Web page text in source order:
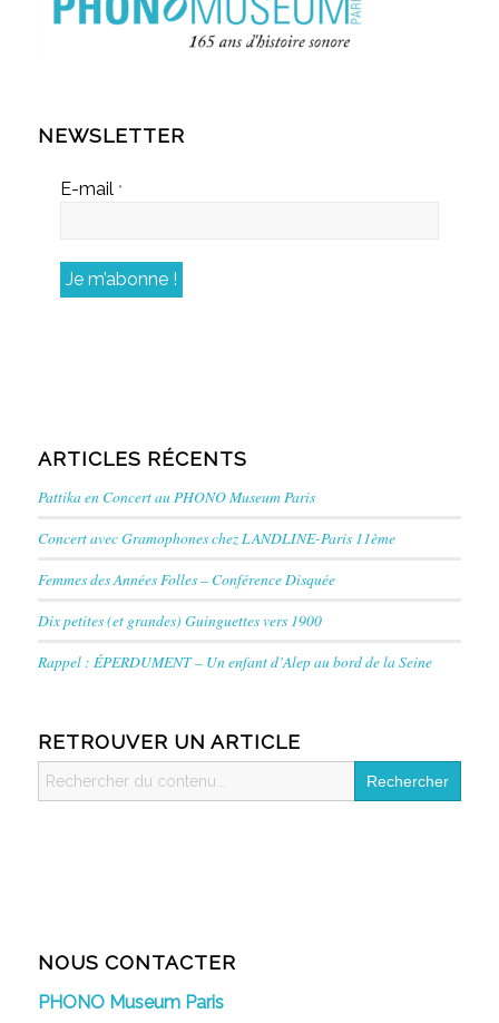
NEWSLETTER
E-mail *
ARTICLES RÉCENTS
Pattika en Concert au PHONO Museum Paris
Concert avec Gramophones chez LANDLINE-Paris 11ème
Femmes des Années Folles – Conférence Disquée
Dix petites (et grandes) Guinguettes vers 1900
Rappel : ÉPERDUMENT – Un enfant d’Alep au bord de la Seine
RETROUVER UN ARTICLE
Search
for:
NOUS CONTACTER
PHONO Museum Paris